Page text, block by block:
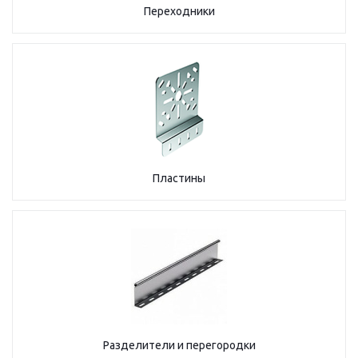
Переходники
Пластины
Разделители и перегородки